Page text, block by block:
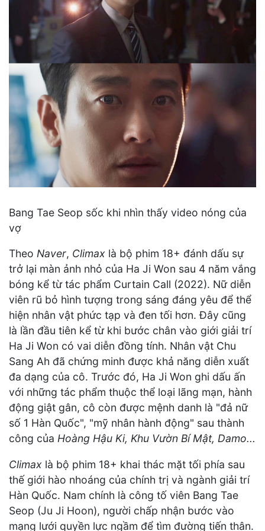
Bang Tae Seop sốc khi nhìn thấy video nóng của
vợ
Theo Naver, Climax là bộ phim 18+ đánh dấu sự
trở lại màn ảnh nhỏ của Ha Ji Won sau 4 năm vắng
bóng kể từ tác phẩm Curtain Call (2022). Nữ diễn
viên rũ bỏ hình tượng trong sáng đáng yêu để thể
hiện nhân vật phức tạp và đen tối hơn. Đây cũng
là lần đầu tiên kể từ khi bước chân vào giới giải trí
Ha Ji Won có vai diễn đồng tính. Nhân vật Chu
Sang Ah đã chứng minh được khả năng diễn xuất
đa dạng của cô. Trước đó, Ha Ji Won ghi dấu ấn
với những tác phẩm thuộc thể loại lãng mạn, hành
động giật gân, cô còn được mệnh danh là "đả nữ
số 1 Hàn Quốc", "mỹ nhân hành động" sau thành
công của Hoàng Hậu Ki, Khu Vườn Bí Mật, Damo...
Climax là bộ phim 18+ khai thác mặt tối phía sau
thế giới hào nhoáng của chính trị và ngành giải trí
Hàn Quốc. Nam chính là công tố viên Bang Tae
Seop (Ju Ji Hoon), người chấp nhận bước vào
mạng lưới quyền lực ngầm để tìm đường tiến thân.